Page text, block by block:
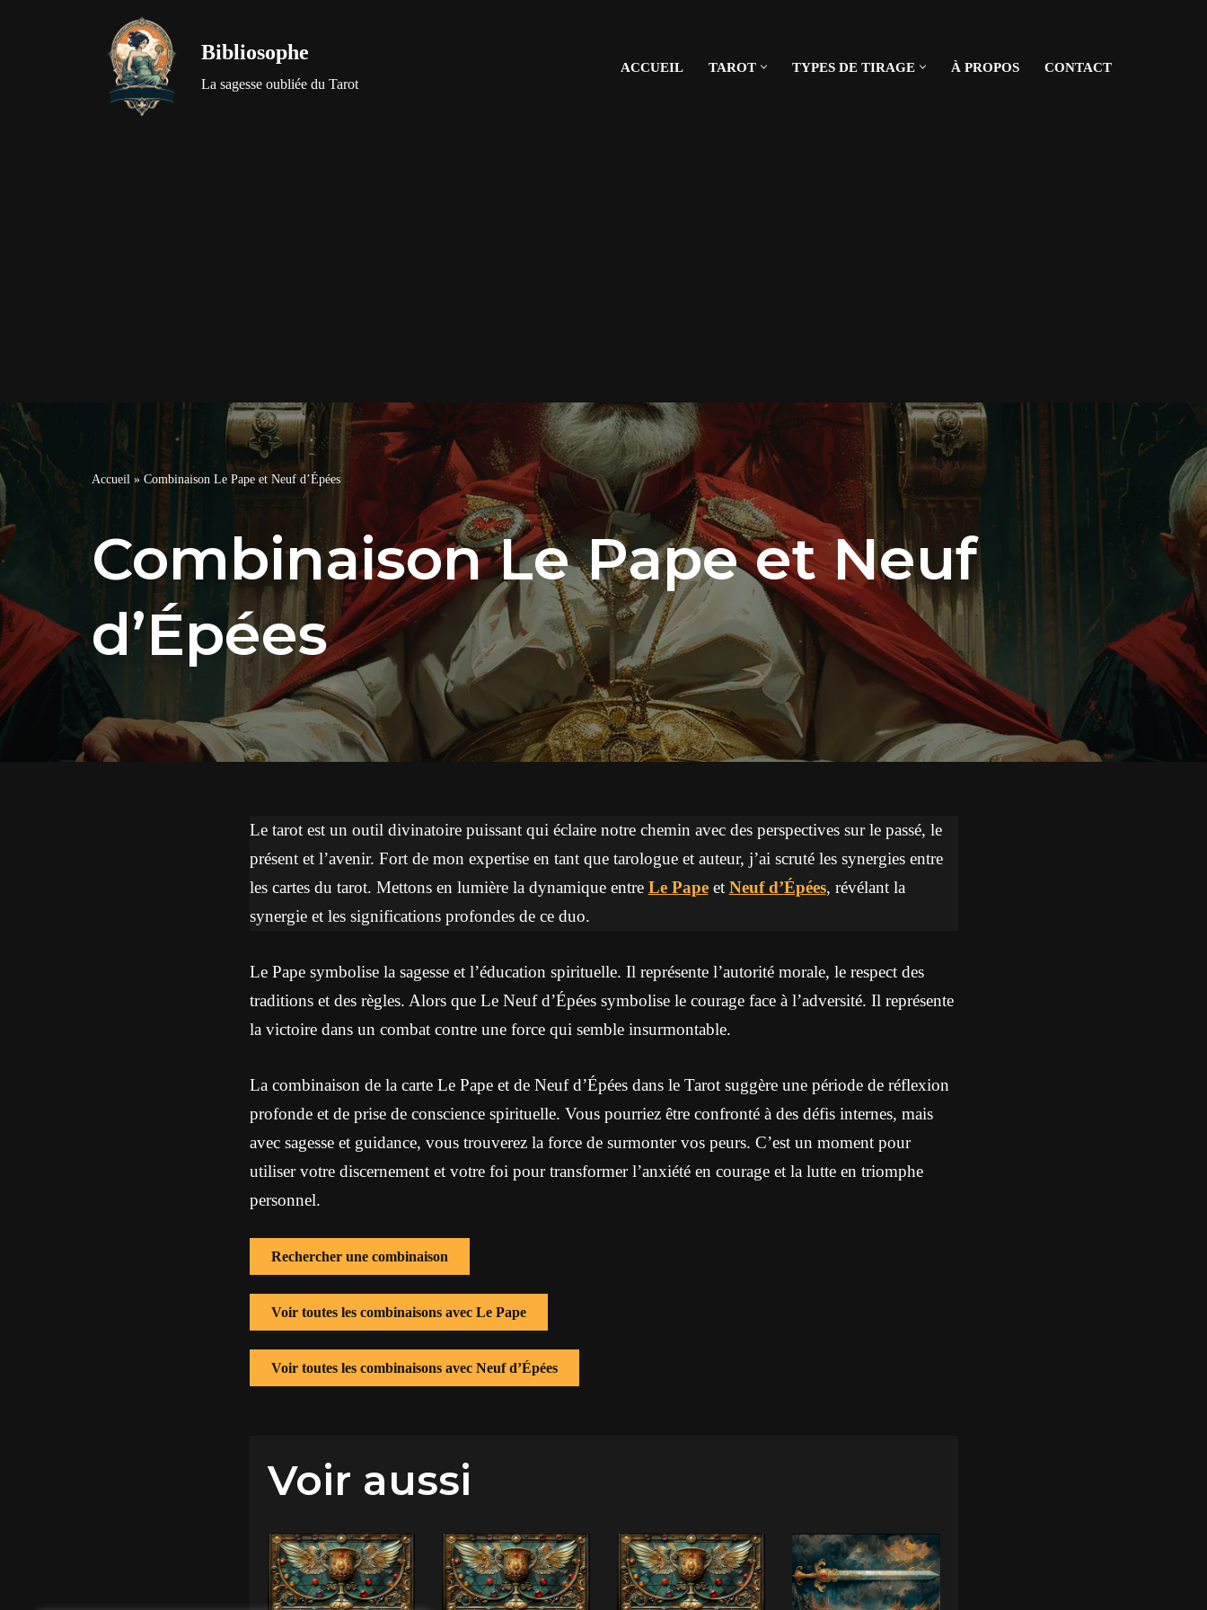
Bibliosophe
La sagesse oubliée du Tarot
ACCUEIL TAROT TYPES DE TIRAGE À PROPOS CONTACT
Accueil » Combinaison Le Pape et Neuf d’Épées
Combinaison Le Pape et Neuf
d’Épées
Le tarot est un outil divinatoire puissant qui éclaire notre chemin avec des perspectives sur le passé, le
présent et l’avenir. Fort de mon expertise en tant que tarologue et auteur, j’ai scruté les synergies entre
les cartes du tarot. Mettons en lumière la dynamique entre Le Papeet Neuf d’Épées, révélant la
synergie et les significations profondes de ce duo.
Le Pape symbolise la sagesse et l’éducation spirituelle. Il représente l’autorité morale, le respect des
traditions et des règles. Alors que Le Neuf d’Épées symbolise le courage face à l’adversité. Il représente
la victoire dans un combat contre une force qui semble insurmontable.
La combinaison de la carte Le Pape et de Neuf d’Épées dans le Tarot suggère une période de réflexion
profonde et de prise de conscience spirituelle. Vous pourriez être confronté à des défis internes, mais
avec sagesse et guidance, vous trouverez la force de surmonter vos peurs. C’est un moment pour
utiliser votre discernement et votre foi pour transformer l’anxiété en courage et la lutte en triomphe
personnel.
Rechercher une combinaison
Voir toutes les combinaisons avec Le Pape
Voir toutes les combinaisons avec Neuf d’Épées
Voir aussi